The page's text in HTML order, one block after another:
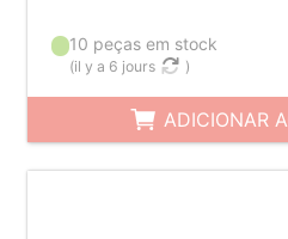
10 peças em stock
(il y a 6 jours )
ADICIONAR